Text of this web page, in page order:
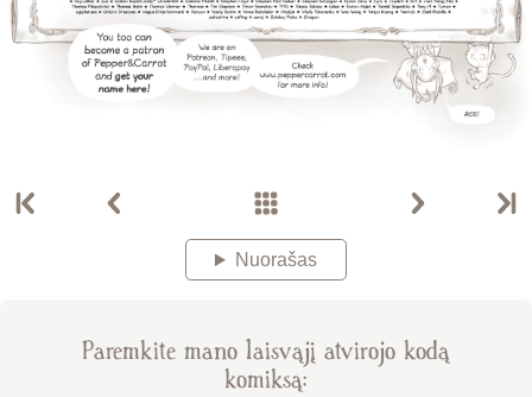
Nuorašas
Paremkite mano laisvąjį atvirojo kodą
komiksą: